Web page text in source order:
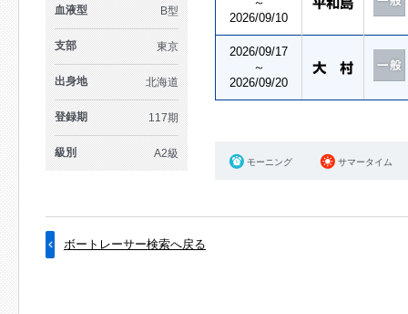
血液型 B型
支部 東京
出身地 北海道
登録期 117期
級別 A2級
2026/09/10
2026/09/17
～
2026/09/20
モーニング サマータイム
ボートレーサー検索へ戻る